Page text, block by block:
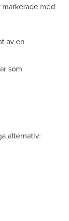
med
av en
som
alternativ: